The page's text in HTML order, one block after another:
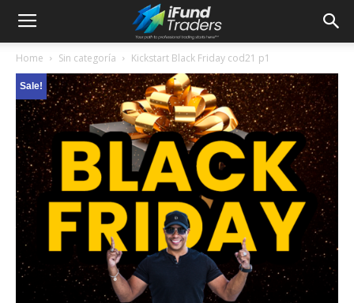
Home Sin categoría Kickstart Black Friday cod21 p1
Sale!